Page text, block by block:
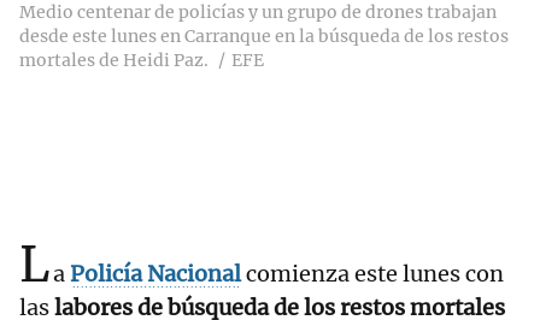
Medio centenar de policías y un grupo de drones trabajan
desde este lunes en Carranque en la búsqueda de los restos
mortales de Heidi Paz.
EFE
LaPolicía Nacionalcomienza este lunes con
laslabores de búsqueda de los restos mortales